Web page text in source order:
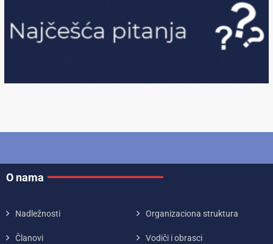
O nama
Nadležnosti Organizaciona struktura
Članovi Vodiči i obrasci